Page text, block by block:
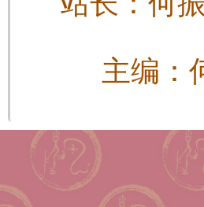
主编：